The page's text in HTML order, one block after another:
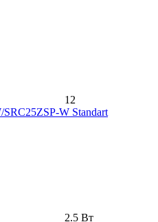
12
W Standart
2.5 Вт